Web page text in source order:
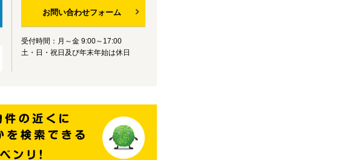
お問い合わせフォーム
受付時間：月～金 9:00～17:00
土・日・祝日及び年末年始は休日